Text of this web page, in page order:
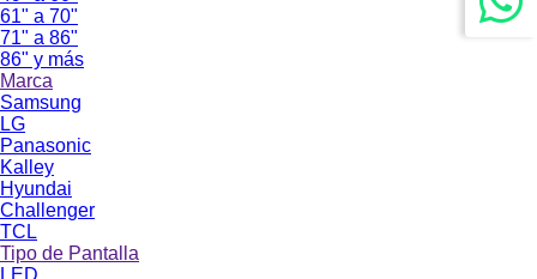
61" a 70"
71" a 86"
86" y más
Marca
Samsung
LG
Panasonic
Kalley
Hyundai
Challenger
TCL
Tipo de Pantalla
LED